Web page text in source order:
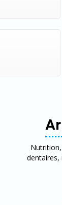
dentaires,